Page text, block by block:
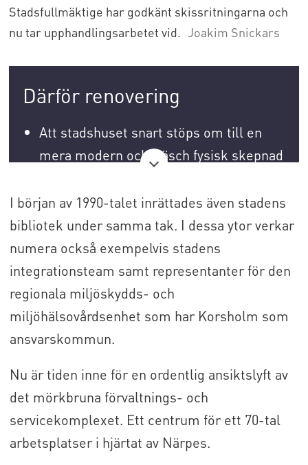
Stadsfullmäktige har godkänt skissritningarna och
nu tar upphandlingsarbetet vid. Joakim Snickars
Därför renovering
Att stadshuset snart stöps om till en
mera modern och fräsch fysisk skepnad
kommunstrategi för perioden 2026-
2029.
I strategin stipuleras det att stadens
personal har rätt till ändamålsenliga
och hälsosamma utrymmen.
I början av 1990-talet inrättades även stadens
bibliotek under samma tak. I dessa ytor verkar
numera också exempelvis stadens
integrationsteam samt representanter för den
regionala miljöskydds- och
miljöhälsovårdsenhet som har Korsholm som
ansvarskommun.
Nu är tiden inne för en ordentlig ansiktslyft av
det mörkbruna förvaltnings- och
servicekomplexet. Ett centrum för ett 70-tal
arbetsplatser i hjärtat av Närpes.